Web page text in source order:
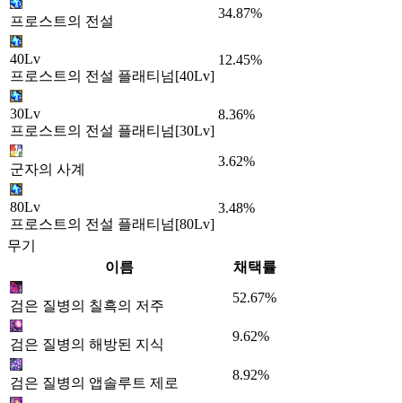
프로스트의 전설
34.87%
40Lv
프로스트의 전설 플래티넘[40Lv]
12.45%
30Lv
프로스트의 전설 플래티넘[30Lv]
8.36%
군자의 사계
3.62%
80Lv
프로스트의 전설 플래티넘[80Lv]
3.48%
무기
이름
채택률
검은 질병의 칠흑의 저주
52.67%
검은 질병의 해방된 지식
9.62%
검은 질병의 앱솔루트 제로
8.92%